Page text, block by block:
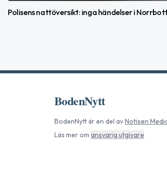
Polisens nattöversikt: inga händelser i
BodenNytt
BodenNyttär en del avNotisen
Läs mer om ansvarig utgivare